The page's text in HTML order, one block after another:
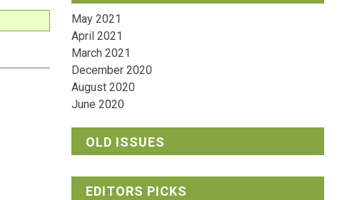
May 2021
April 2021
March 2021
December 2020
August 2020
June 2020
OLD ISSUES
EDITORS PICKS